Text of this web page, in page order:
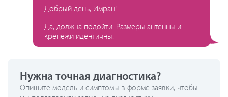
Добрый день, Имран!
Да, должна подойти. Размеры антенны и
крепежи идентичны.
Нужна точная диагностика?
Опишите модель и симптомы в форме заявки, чтобы